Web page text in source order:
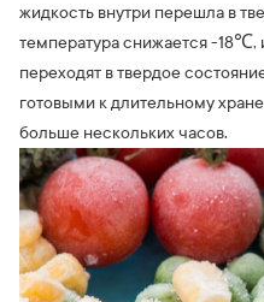
жидкость внутри перешла в
температура снижается -18℃,
переходят в твердое
готовыми к длительному
больше нескольких часов.